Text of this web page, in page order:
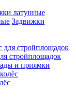
латунные
Задвижки
стройплощадок
и приямки